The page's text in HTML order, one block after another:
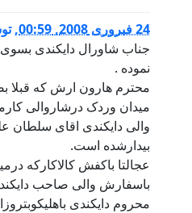
24 فبروری 2008, 00:59 ,
جناب شاورال دایکندی
نموده .
محترم هارون ارش که قبلا
میدان وردک درشاروالی
والی دایکندی اقای سلطان
بیدارشده است.
عجالتا باکفش کالاکارکه
باسفارش والی صاحب
محروم دایکندی